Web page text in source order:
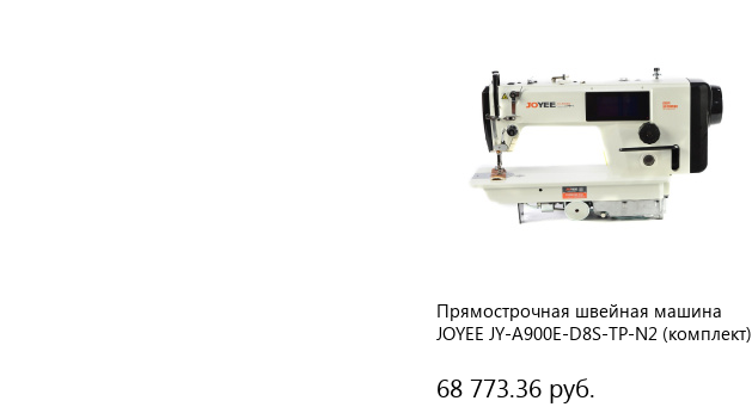
Прямострочная швейная машина
JOYEE JY-A900E-D8S-TP-N2 (комплект)
68 773.36 руб.